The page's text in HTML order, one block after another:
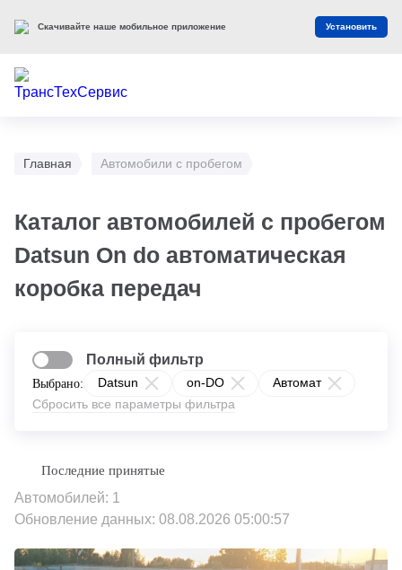
Главная Автомобили с пробегом
Каталог автомобилей с пробегом
Datsun On do автоматическая
коробка передач
Выбрано: Datsun on-DO
Автомат
Сбросить все параметры фильтра
Полный фильтр
Автомобилей: 1
Обновление данных: 08.08.2026 05:00:57
Скачивайте наше мобильное приложение Установить